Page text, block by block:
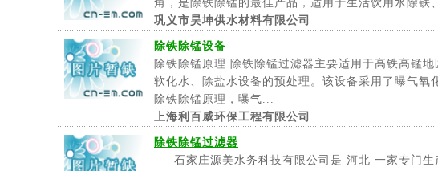
角，是除铁除锰的最佳产品，适用于生活饮用水除铁
巩义市昊坤供水材料有限公司
除铁除锰设备
除铁除锰原理 除铁除锰过滤器主要适用于高铁高锰
软化水、除盐水设备的预处理。该设备采用了曝气氧
除铁除锰原理，曝气...
上海利百威环保工程有限公司
除铁除锰过滤器
石家庄源美水务科技有限公司是 河北 一家专门生